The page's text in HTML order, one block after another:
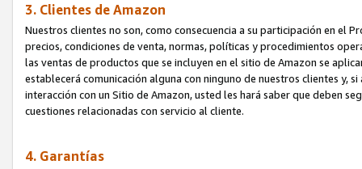
3. Clientes de Amazon
Nuestros clientes no son, como consecuencia a su participación en el
precios, condiciones de venta, normas, políticas y procedimientos
las ventas de productos que se incluyen en el sitio de Amazon se
establecerá comunicación alguna con ninguno de nuestros clientes y,
interacción con un Sitio de Amazon, usted les hará saber que deben
cuestiones relacionadas con servicio al cliente.
4. Garantías